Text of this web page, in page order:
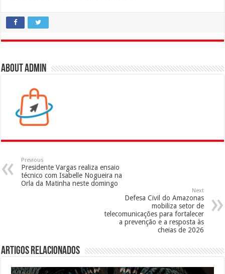
About admin
Previous
Presidente Vargas realiza ensaio
técnico com Isabelle Nogueira na
Orla da Matinha neste domingo
Next
Defesa Civil do Amazonas
mobiliza setor de
telecomunicações para fortalecer
a prevenção e a resposta às
cheias de 2026
Artigos Relacionados